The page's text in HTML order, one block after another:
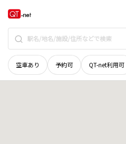
空車あり 予約可 QT-net利用可
石川県